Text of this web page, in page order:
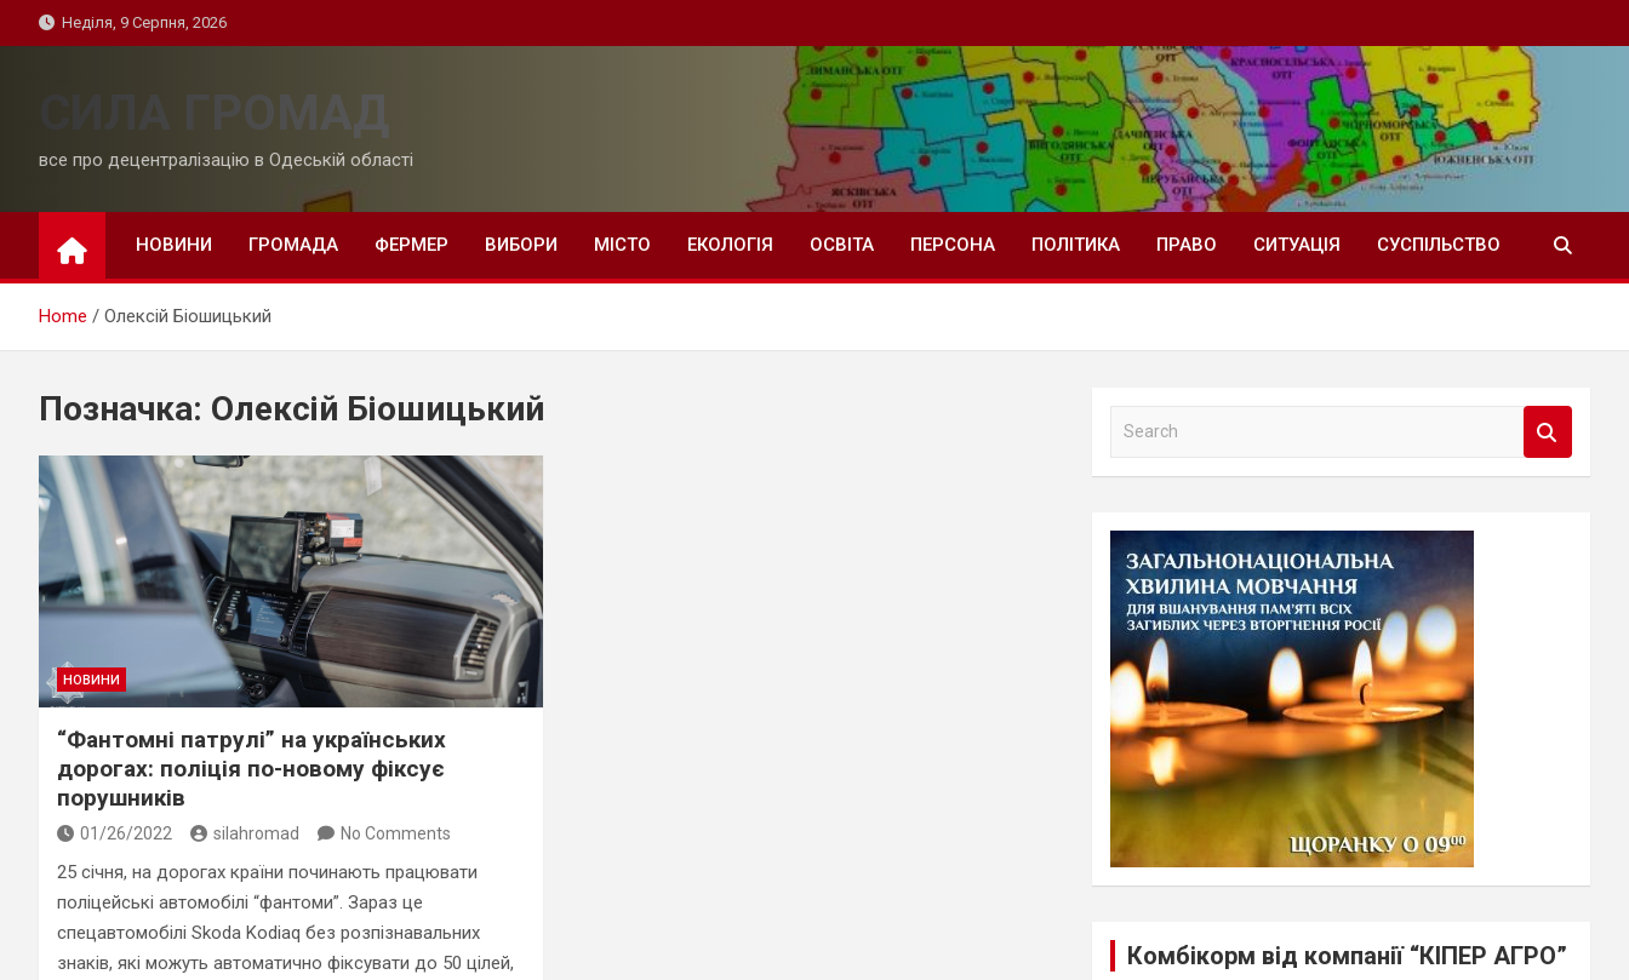
to
Неділя, 9 Серпня, 2026
СИЛА ГРОМАД
все про децентралізацію в Одеській області
НОВИНИ ГРОМАДА ФЕРМЕР ВИБОРИ МІСТО ЕКОЛОГІЯ ОСВІТА ПЕРСОНА ПОЛІТИКА ПРАВО СИТУАЦІЯ СУСПІЛЬСТВО
Home Олексій Біошицький
Позначка: Олексій Біошицький
НОВИНИ
“Фантомні патрулі” на українських
дорогах: поліція по-новому фіксує
порушників
01/26/2022 silahromad No Comments
25 січня, на дорогах країни починають працювати
поліцейські автомобілі “фантоми”. Зараз це
спецавтомобілі Skoda Kodiaq без розпізнавальних
знаків, які можуть автоматично фіксувати до 50 цілей,
a
Комбікорм від компанії “КІПЕР АГРО”